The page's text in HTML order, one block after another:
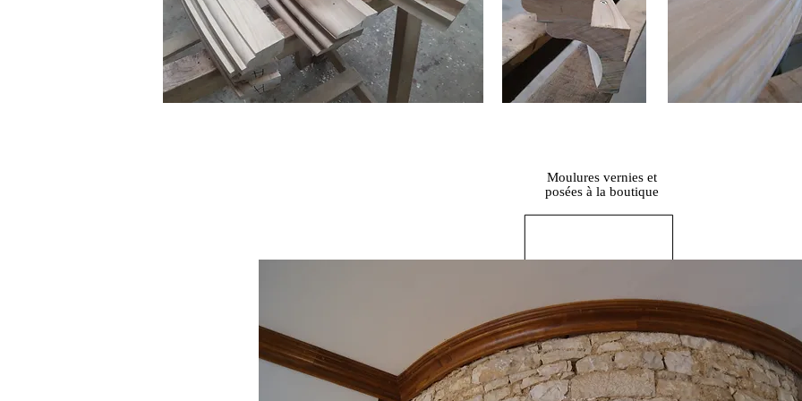
Moulures vernies et
posées à la boutique